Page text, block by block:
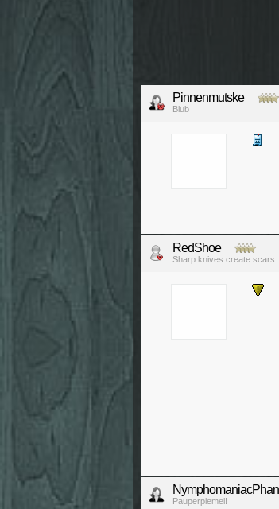
Pinnenmutske
Blub
RedShoe
Sharp knives create scars
Pauperpiemel!